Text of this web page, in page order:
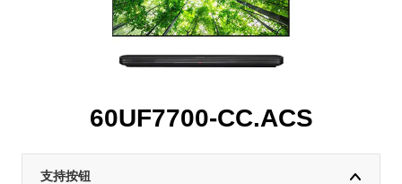
60UF7700-CC.ACS
支持按钮